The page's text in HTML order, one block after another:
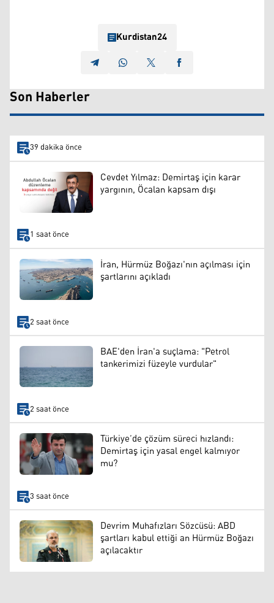
Kurdistan24
Son Haberler
39 dakika önce
Cevdet Yılmaz: Demirtaş için karar
yargının, Öcalan kapsam dışı
1 saat önce
İran, Hürmüz Boğazı'nın açılması için
şartlarını açıkladı
2 saat önce
BAE'den İran'a suçlama: "Petrol
tankerimizi füzeyle vurdular"
2 saat önce
Türkiye’de çözüm süreci hızlandı:
Demirtaş için yasal engel kalmıyor
mu?
3 saat önce
Devrim Muhafızları Sözcüsü: ABD
şartları kabul ettiği an Hürmüz Boğazı
açılacaktır